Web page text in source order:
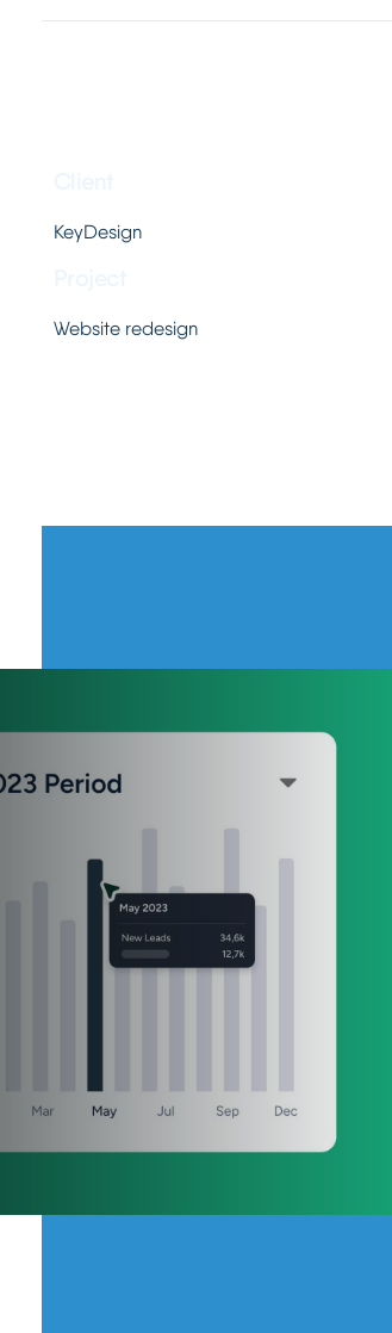
KeyDesign
Website redesign